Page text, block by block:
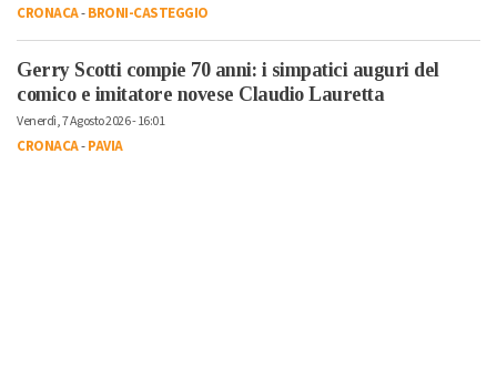
CRONACA-BRONI-CASTEGGIO
Gerry Scotti compie 70 anni: i simpatici auguri del
comico e imitatore novese Claudio Lauretta
Venerdì, 7 Agosto 2026 - 16:01
CRONACA-PAVIA